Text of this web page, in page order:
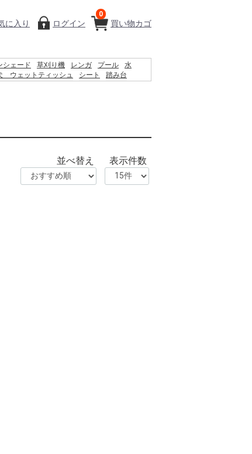
買い物カゴ
0
に入り ログイン
シェード 草刈り機 レンガ プール
水
ウェットティッシュ シート
踏み台
並べ替え 表示件数